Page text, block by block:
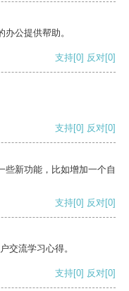
公提供帮助。
支持[0] 反对[0]
支持[0] 反对[0]
些新功能，比如增加一个自
支持[0] 反对[0]
交流学习心得。
支持[0] 反对[0]